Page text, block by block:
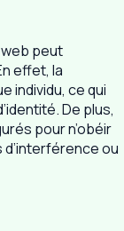
web peut
effet, la
individu, ce qui
De plus,
pour n’obéir
d’interférence ou